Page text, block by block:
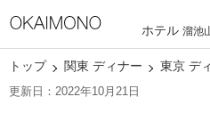
ホテル 溜池
トップ 関東 ディナー 東京 デ
更新日：2022年10月21日